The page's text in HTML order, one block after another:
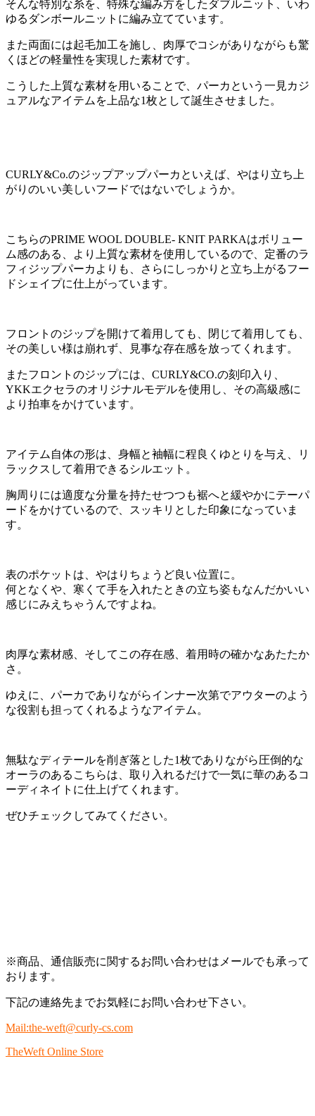
そんな特別な糸を、特殊な編み方をしたダブルニット、いわ
ゆるダンボールニットに編み立てています。
また両面には起毛加工を施し、肉厚でコシがありながらも驚
くほどの軽量性を実現した素材です。
こうした上質な素材を用いることで、パーカという一見カジ
ュアルなアイテムを上品な1枚として誕生させました。
CURLY&Co.のジップアップパーカといえば、やはり立ち上
がりのいい美しいフードではないでしょうか。
こちらのPRIME WOOL DOUBLE- KNIT PARKAはボリュー
ム感のある、より上質な素材を使用しているので、定番のラ
フィジップパーカよりも、さらにしっかりと立ち上がるフー
ドシェイプに仕上がっています。
フロントのジップを開けて着用しても、閉じて着用しても、
その美しい様は崩れず、見事な存在感を放ってくれます。
またフロントのジップには、CURLY&CO.の刻印入り、
YKKエクセラのオリジナルモデルを使用し、その高級感に
より拍車をかけています。
アイテム自体の形は、身幅と袖幅に程良くゆとりを与え、リ
ラックスして着用できるシルエット。
胸周りには適度な分量を持たせつつも裾へと緩やかにテーパ
ードをかけているので、スッキリとした印象になっていま
す。
表のポケットは、やはりちょうど良い位置に。
何となくや、寒くて手を入れたときの立ち姿もなんだかいい
感じにみえちゃうんですよね。
肉厚な素材感、そしてこの存在感、着用時の確かなあたたか
さ。
ゆえに、パーカでありながらインナー次第でアウターのよう
な役割も担ってくれるようなアイテム。
無駄なディテールを削ぎ落とした1枚でありながら圧倒的な
オーラのあるこちらは、取り入れるだけで一気に華のあるコ
ーディネイトに仕上げてくれます。
ぜひチェックしてみてください。
※商品、通信販売に関するお問い合わせはメールでも承って
おります。
下記の連絡先までお気軽にお問い合わせ下さい。
Mail:the-weft@curly-cs.com
TheWeft Online Store